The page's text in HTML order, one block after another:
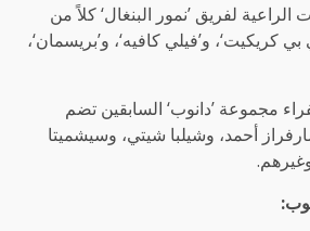
لفريق ’نمور البنغال‘ كلاً من
كريكيت‘، و’فيلي كافيه‘، و’بريسمان‘،
مجموعة ’دانوب‘ السابقين تضم
أحمد، وشيلبا شيتي، وسيشميتا